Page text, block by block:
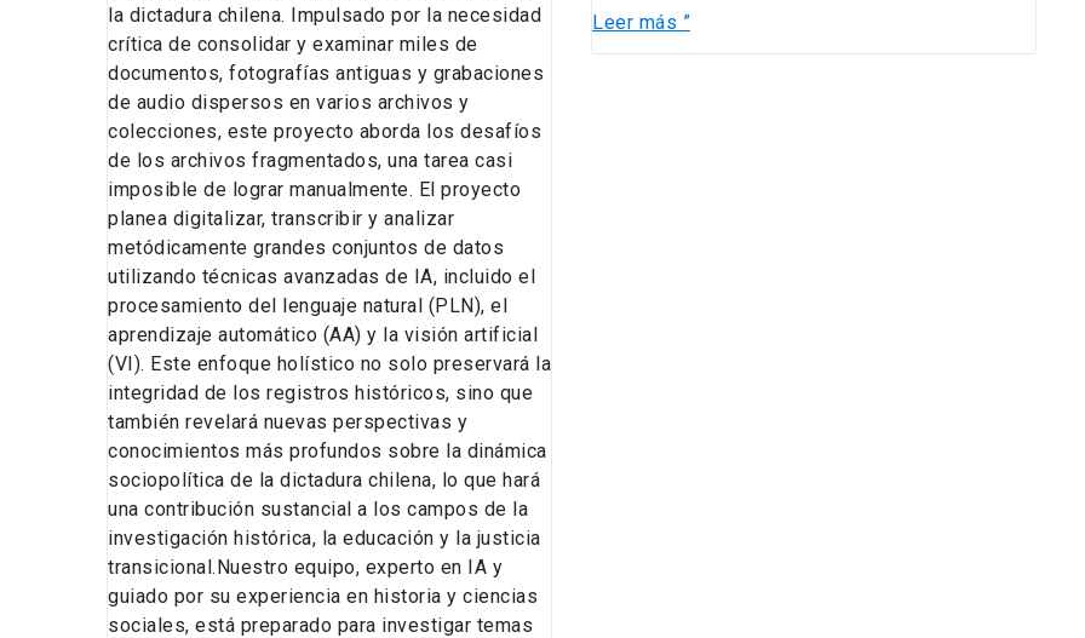
la dictadura chilena. Impulsado por la necesidad
crítica de consolidar y examinar miles de
documentos, fotografías antiguas y grabaciones
de audio dispersos en varios archivos y
colecciones, este proyecto aborda los desafíos
de los archivos fragmentados, una tarea casi
imposible de lograr manualmente. El proyecto
planea digitalizar, transcribir y analizar
metódicamente grandes conjuntos de datos
utilizando técnicas avanzadas de IA, incluido el
procesamiento del lenguaje natural (PLN), el
aprendizaje automático (AA) y la visión artificial
(VI). Este enfoque holístico no solo preservará la
integridad de los registros históricos, sino que
también revelará nuevas perspectivas y
conocimientos más profundos sobre la dinámica
sociopolítica de la dictadura chilena, lo que hará
una contribución sustancial a los campos de la
investigación histórica, la educación y la justicia
transicional.Nuestro equipo, experto en IA y
guiado por su experiencia en historia y ciencias
sociales, está preparado para investigar temas
Leer más ”